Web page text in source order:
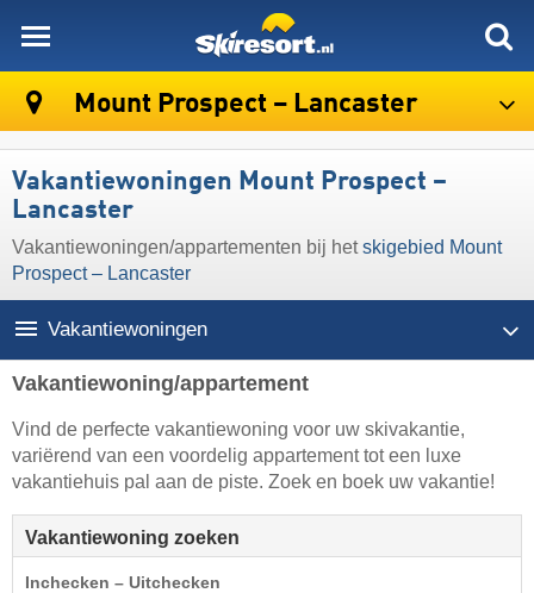
Mount Prospect – Lancaster
Vakantiewoningen Mount Prospect –
Lancaster
Vakantiewoningen/appartementen bij hetskigebied Mount
Prospect – Lancaster
Vakantiewoningen
Vakantiewoning/appartement
Vind de perfecte vakantiewoning voor uw skivakantie,
variërend van een voordelig appartement tot een luxe
vakantiehuis pal aan de piste. Zoek en boek uw vakantie!
Vakantiewoning zoeken
Inchecken – Uitchecken